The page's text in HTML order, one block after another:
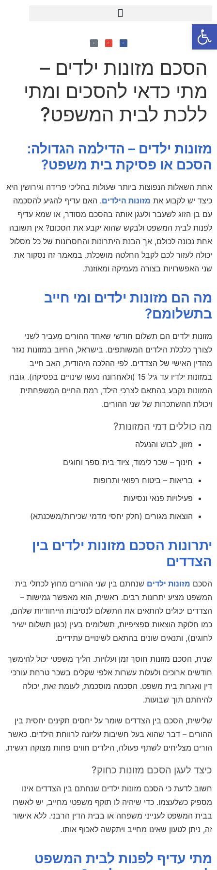
הסכם מזונות ילדים –
מתי כדאי להסכים ומתי
ללכת לבית המשפט?
מזונות ילדים – הדילמה הגדולה:
הסכם או פסיקת בית משפט?
אחת השאלות הנפוצות ביותר שעולות בהליכי פרידה וגירושין היא
כיצד יש לקבוע את מזונות הילדים. האם עדיף להגיע להסכמה
עם בן הזוג לשעבר ולעגן אותה בהסכם מסודר, או שמא עדיף
לפנות לבית המשפט ולבקש שהוא יקבע את הסכום? אין תשובה
אחת נכונה לכולם, אך הבנת היתרונות והחסרונות של כל מסלול
יכולה לעזור לכם לקבל החלטה מושכלת. במאמר זה נסקור את
שני האפשרויות בצורה מעמיקה ומאוזנת.
מה הם מזונות ילדים ומי חייב
בתשלומם?
מזונות ילדים הם תשלום חודשי שאחד ההורים מעביר לשני
לצורך כלכלת הילדים המשותפים. בישראל, החיוב במזונות נגזר
מהדין האישי של הצדדים. לפי ההלכה היהודית, האב חייב
במזונות ילדיו עד גיל 15 (ולאחרונה נעשו שינויים בפסיקה). גובה
המזונות נקבע בהתאם לצרכי הילד, רמת החיים המשפחתית
ויכולת ההשתכרות של שני ההורים.
מה כוללים דמי המזונות?
מזון, לבוש והנעלה
חינוך – שכר לימוד, ציוד בית ספר וחוגים
בריאות – ביטוח רפואי ותרופות
פעילויות פנאי ונסיעות
הוצאות מגורים (חלק יחסי מדמי שכירות/משכנתא)
יתרונות הסכם מזונות ילדים בין
הצדדים
הסכם מזונות ילדים שנחתם בין שני ההורים מחוץ לכתלי בית
המשפט מציע יתרונות רבים. ראשית, הוא מאפשר גמישות –
הצדדים יכולים להתאים את התשלום לנסיבות הייחודיות שלהם,
כמו חלוקת הוצאות ספציפיות, תשלומים בעין (כגון תשלום ישיר
לחוגים), ותנאים שונים בהתאם לשינויים עתידיים.
שנית, הסכם מזונות חוסך זמן ועלויות. הליך משפטי יכול להימשך
חודשים ארוכים ולעלות עשרות אלפי שקלים בשכר טרחת עורכי
דין ואגרות בית משפט. הסכמה מוסכמת, לעומת זאת, יכולה
להיחתם תוך שבועות.
שלישית, הסכם בין הצדדים שומר על יחסים תקינים יחסית בין
ההורים – דבר שהוא בעל חשיבות עליונה לרווחת הילדים. כאשר
הורים מצליחים לשתף פעולה, הילדים חווים פחות מצוקה רגשית.
כיצד לעגן הסכם מזונות כחוק?
חשוב לדעת כי הסכם מזונות ילדים שנחתם בין הצדדים אינו
מספיק כשלעצמו. כדי שיהיה לו תוקף משפטי מחייב, יש לאשרו
בבית המשפט לענייני משפחה או בבית הדין הרבני. ללא אישור
זה, ניתן לטעון שאינו מחייב ויתקשה לאכוף אותו.
מתי עדיף לפנות לבית המשפט
פתח סרגל נגישות